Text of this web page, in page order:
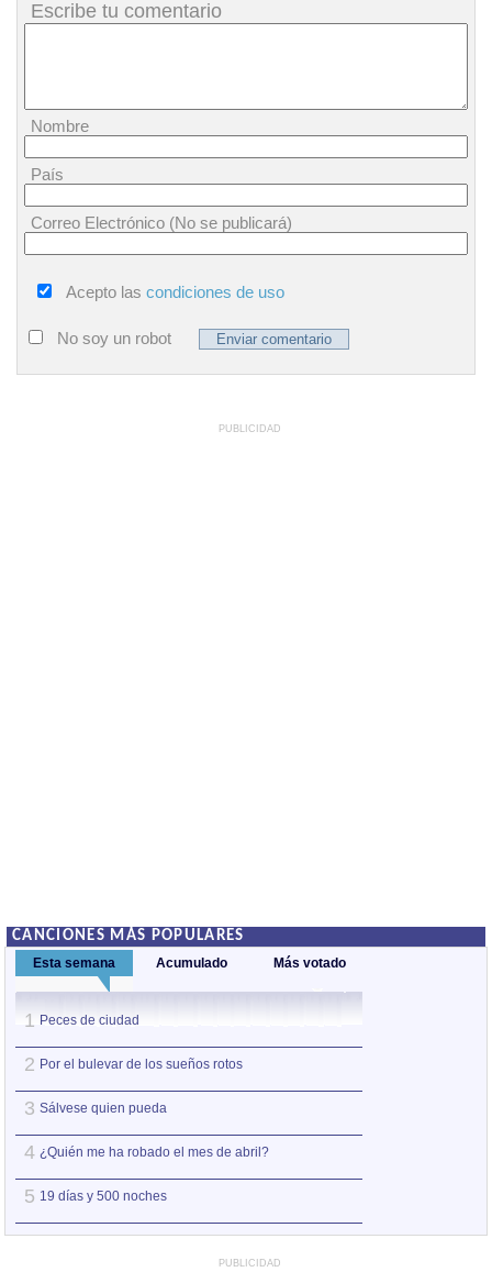
Escribe tu comentario
Nombre
País
Correo Electrónico (No se publicará)
Acepto las condiciones de uso
No soy un robot
PUBLICIDAD
CANCIONES MÁS POPULARES
Esta semana Acumulado Más votado
1 Peces de ciudad
2 Por el bulevar de los sueños rotos
3 Sálvese quien pueda
4 ¿Quién me ha robado el mes de abril?
5 19 días y 500 noches
PUBLICIDAD